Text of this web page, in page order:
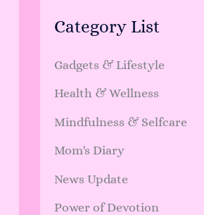
Category List
Gadgets & Lifestyle
Health & Wellness
Mindfulness & Selfcare
Mom's Diary
News Update
Power of Devotion